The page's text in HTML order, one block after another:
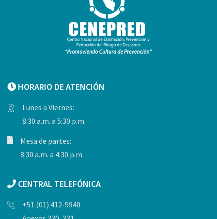
HORARIO DE ATENCIÓN
Lunes a Viernes:
8:30 a.m. a 5:30 p.m.
Mesa de partes:
8:30 a.m. a 4:30 p.m.
CENTRAL TELEFÓNICA
+51 (01) 412-5940